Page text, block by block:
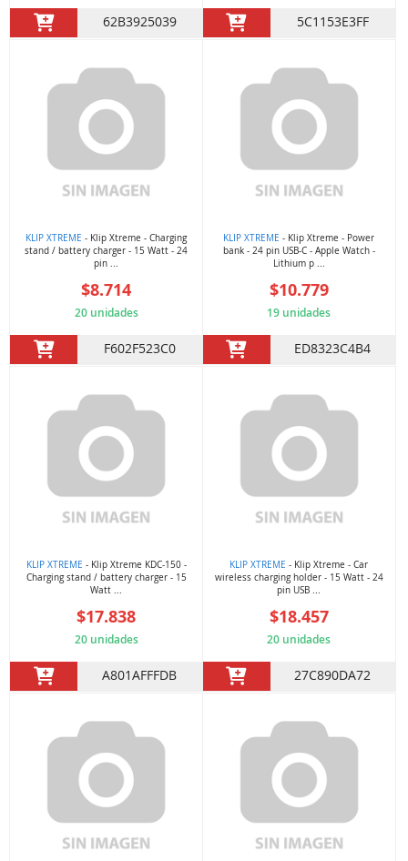
62B3925039 5C1153E3FF
KLIP XTREME - Klip Xtreme - Charging
stand / battery charger - 15 Watt - 24
pin ...
$8.714
20 unidades
F602F523C0
KLIP XTREME - Klip Xtreme - Power
bank - 24 pin USB-C - Apple Watch -
Lithium p ...
$10.779
19 unidades
ED8323C4B4
KLIP XTREME - Klip Xtreme KDC-150 -
Charging stand / battery charger - 15
Watt ...
$17.838
20 unidades
A801AFFFDB
KLIP XTREME - Klip Xtreme - Car
wireless charging holder - 15 Watt - 24
pin USB ...
$18.457
20 unidades
27C890DA72